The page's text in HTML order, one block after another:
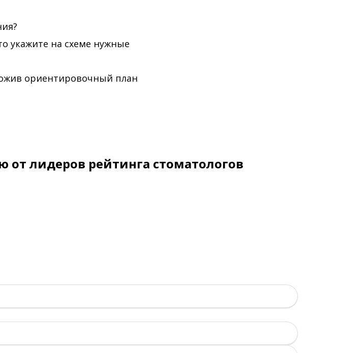
укажите на схеме нужные
ориентировочный план
лидеров рейтинга стоматологов